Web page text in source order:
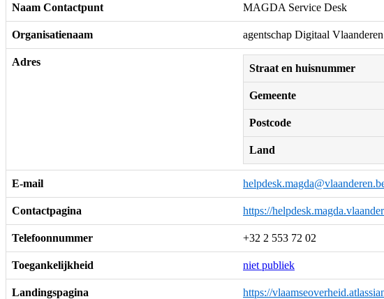
Naam Contactpunt MAGDA Service Desk
Organisatienaam agentschap Digitaal Vlaanderen
Adres
Straat en huisnummer
Gemeente
Postcode
Land
E-mail
Contactpagina https://
Telefoonnummer +32 2 553 72 02
Toegankelijkheid niet publiek
Landingspagina https://